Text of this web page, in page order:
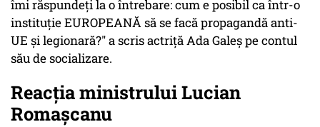
îmi răspundeți la o întrebare: cum e posibil ca într-o
instituție EUROPEANĂ să se facă propagandă anti-
UE și legionară?" a scris actriță Ada Galeș pe contul
său de socializare.
Reacția ministrului Lucian
Romașcanu